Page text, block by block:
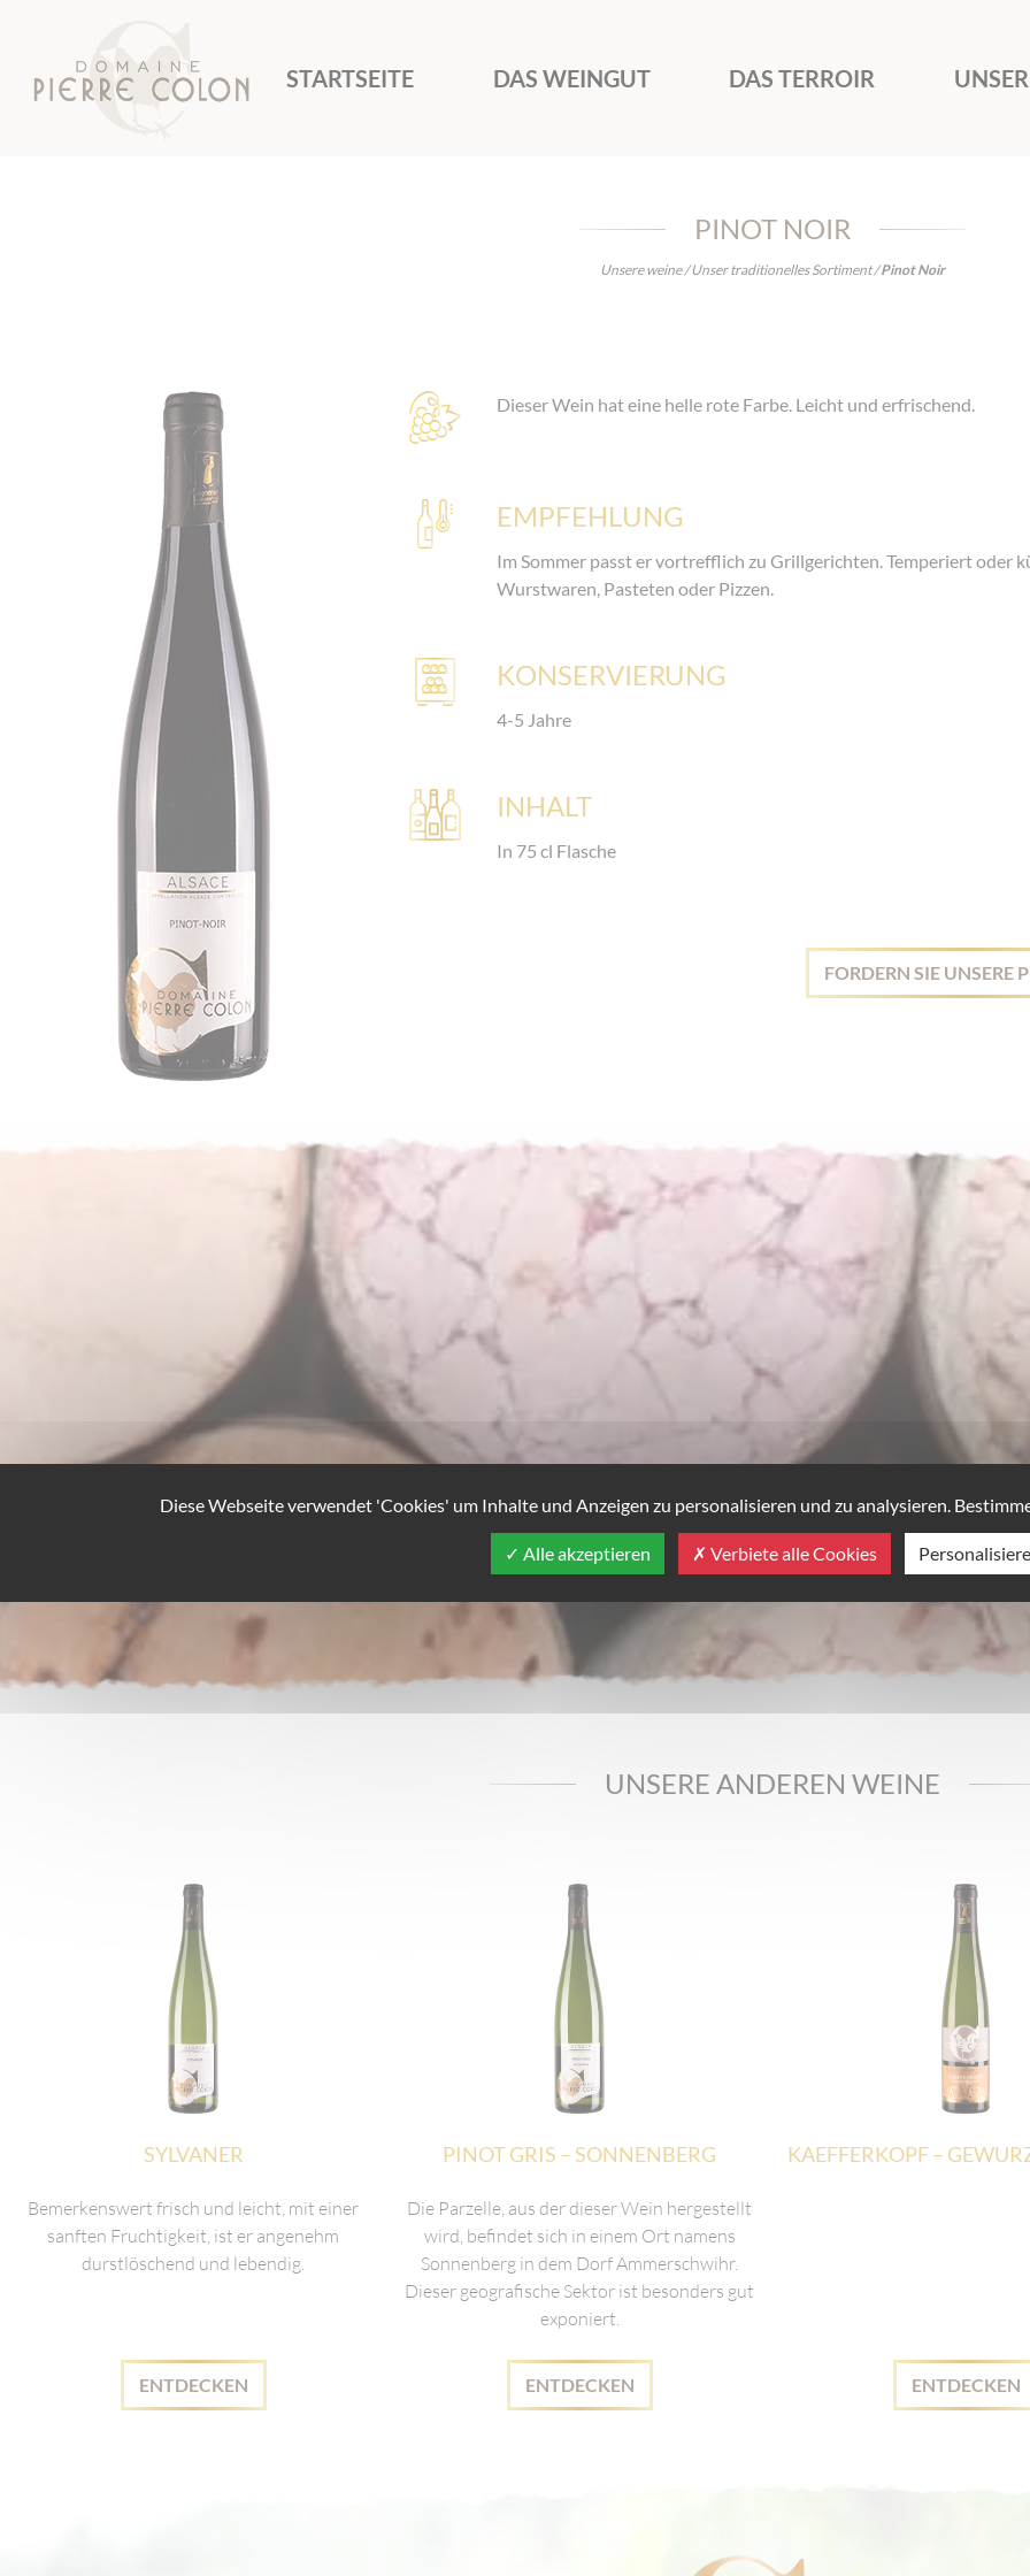
STARTSEITE DAS WEINGUT DAS TERROIR
PINOT NOIR
Unsere weine/Unser traditionelles Sortiment/Pinot Noir
Dieser Wein hat eine helle rote Farbe. Leicht und erfrischend.
EMPFEHLUNG
Im Sommer passt er vortrefflich zu Grillgerichten. Temperiert oder
Wurstwaren, Pasteten oder Pizzen.
KONSERVIERUNG
4-5 Jahre
INHALT
In 75 cl Flasche
FORDERN SIE UNSERE
UNSERE ANDEREN WEINE
SYLVANER
Bemerkenswert frisch und leicht, mit einer
sanften Fruchtigkeit, ist er angenehm
durstlöschend und lebendig.
ENTDECKEN
PINOT GRIS – SONNENBERG
Die Parzelle, aus der dieser Wein hergestellt
wird, befindet sich in einem Ort namens
Sonnenberg in dem Dorf Ammerschwihr.
Dieser geografische Sektor ist besonders gut
exponiert.
ENTDECKEN
KAEFFERKOPF –
ENTDECKEN
Diese Webseite verwendet 'Cookies' um Inhalte und Anzeigen zu personalisieren und zu analysieren.
Alle akzeptieren Verbiete alle Cookies